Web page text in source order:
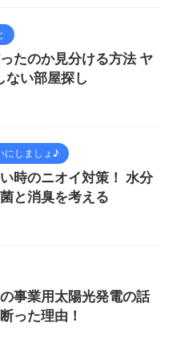
たのか見分ける方法 ヤ
ない部屋探し
にしましょ♪
時のニオイ対策！ 水分
と消臭を考える
事業用太陽光発電の話
った理由！